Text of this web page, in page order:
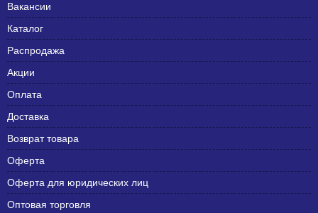
Вакансии
Каталог
Распродажа
Акции
Оплата
Доставка
Возврат товара
Оферта
Оферта для юридических лиц
Оптовая торговля